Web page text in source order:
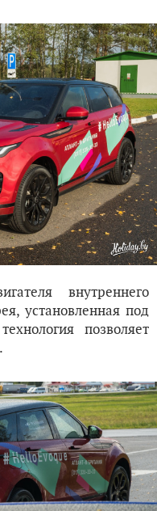
внутреннего
установленная под
позволяет